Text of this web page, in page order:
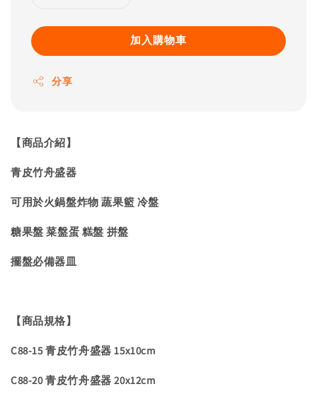
加入購物車
分享
【商品介紹】
青皮竹舟盛器
可用於火鍋盤炸物 蔬果籃 冷盤
糖果盤 菜盤蛋 糕盤 拼盤
擺盤必備器皿
【商品規格】
C88-15 青皮竹舟盛器 15x10cm
C88-20 青皮竹舟盛器 20x12cm